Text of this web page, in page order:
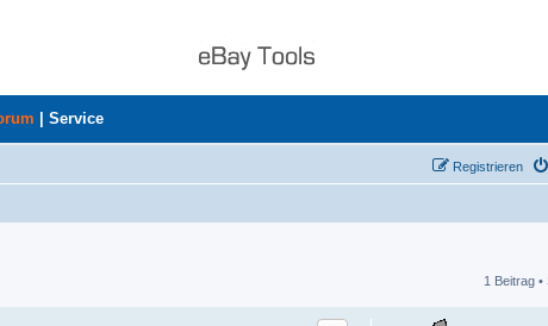
Service
Registrieren
1 Beitrag •